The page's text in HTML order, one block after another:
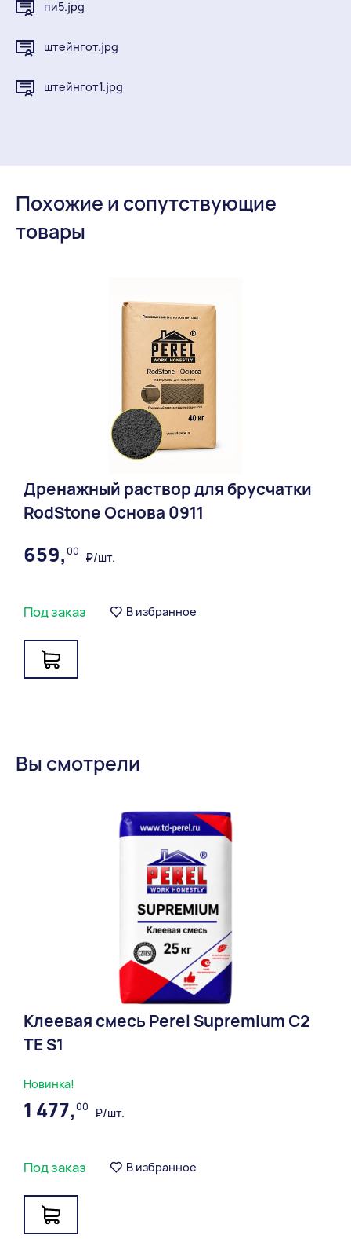
пи5.jpg
штейнгот.jpg
штейнгот1.jpg
Похожие и сопутствующие
товары
Дренажный раствор для брусчатки
RodStone Основа 0911
659,00 ₽/шт.
Под заказ В избранное
Вы смотрели
Новинка!
Клеевая смесь Perel Supremium С2
ТЕ S1
1 477,00 ₽/шт.
Под заказ В избранное